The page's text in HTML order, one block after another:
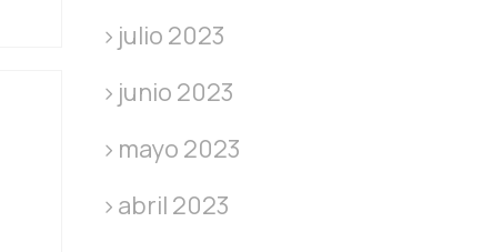
julio 2023
junio 2023
mayo 2023
abril 2023